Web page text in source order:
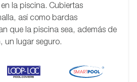
la piscina. Cubiertas
así como bardas
que la piscina sea, además de
un lugar seguro.